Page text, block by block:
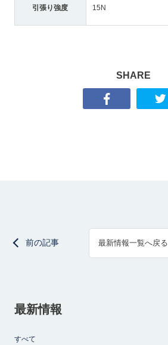
引張り強度 15N
SHARE
前の記事 最新情報一覧へ戻る
最新情報
すべて